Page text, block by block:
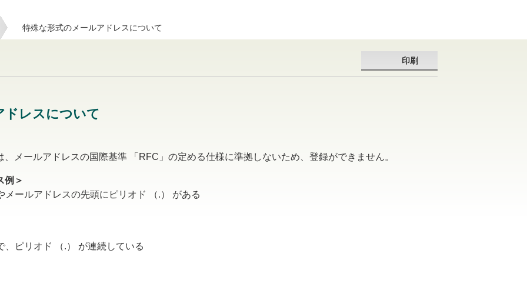
特殊な形式のメールアドレスについて
印刷
ドレスについて
メールアドレスの国際基準 「RFC」の定める仕様に準拠しないため、登録ができません。
例＞
メールアドレスの先頭にピリオド （.） がある
ピリオド （.） が連続している